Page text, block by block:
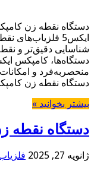
ایکس5
شناسایی دقیق‌تر و
منحصر‌به‌فرد و
دستگاه نقطه زن
بیشتر بخوانید »
دستگاه نقطه
ژانویه 27, 2025